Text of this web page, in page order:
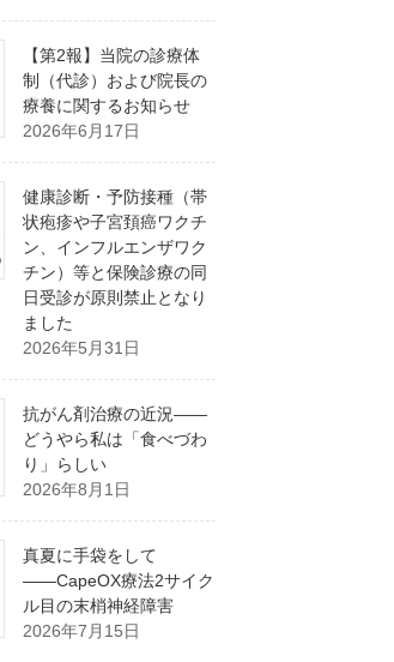
【第2報】当院の診療体
制（代診）および院長の
療養に関するお知らせ
2026年6月17日
健康診断・予防接種（帯
状疱疹や子宮頚癌ワクチ
ン、インフルエンザワク
チン）等と保険診療の同
日受診が原則禁止となり
ました
2026年5月31日
抗がん剤治療の近況――
どうやら私は「食べづわ
り」らしい
2026年8月1日
真夏に手袋をして
――CapeOX療法2サイク
ル目の末梢神経障害
2026年7月15日